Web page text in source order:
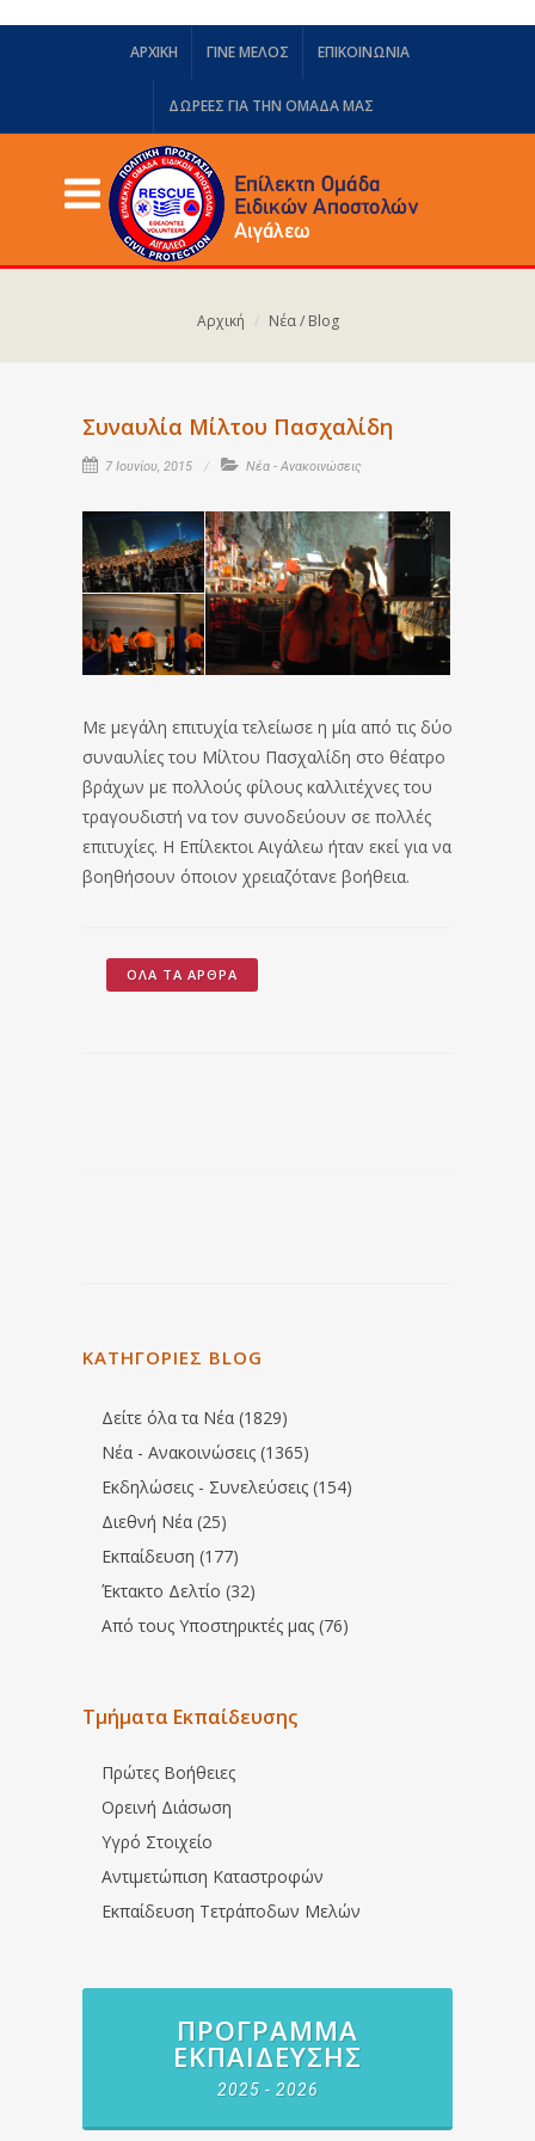
ΑΡΧΙΚΗ ΓΙΝΕ ΜΕΛΟΣ ΕΠΙΚΟΙΝΩΝΙΑ
ΔΩΡΕΈΣ ΓΙΑ ΤΗΝ ΟΜΆΔΑ ΜΑΣ
Αρχική Νέα / Blog
Συναυλία Μίλτου Πασχαλίδη
7 Ιουνίου, 2015 Νέα - Ανακοινώσεις
Με μεγάλη επιτυχία τελείωσε η μία από τις δύο
συναυλίες του Μίλτου Πασχαλίδη στο θέατρο
βράχων με πολλούς φίλους καλλιτέχνες του
τραγουδιστή να τον συνοδεύουν σε πολλές
επιτυχίες. Η Επίλεκτοι Αιγάλεω ήταν εκεί για να
βοηθήσουν όποιον χρειαζότανε βοήθεια.
ΌΛΑ ΤΑ ΆΡΘΡΑ
ΚΑΤΗΓΟΡΙΕΣ BLOG
Δείτε όλα τα Νέα (1829)
Νέα - Ανακοινώσεις (1365)
Εκδηλώσεις - Συνελεύσεις (154)
Διεθνή Νέα (25)
Εκπαίδευση (177)
Έκτακτο Δελτίο (32)
Από τους Υποστηρικτές μας (76)
Τμήματα Εκπαίδευσης
Πρώτες Βοήθειες
Ορεινή Διάσωση
Υγρό Στοιχείο
Αντιμετώπιση Καταστροφών
Εκπαίδευση Τετράποδων Μελών
ΠΡΌΓΡΑΜΜΑ
ΕΚΠΑΊΔΕΥΣΗΣ
2025 - 2026